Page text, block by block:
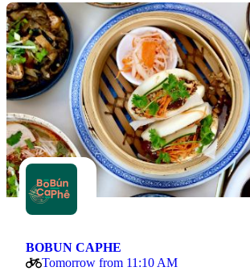
BOBUN CAPHE
Tomorrow from 11:10 AM